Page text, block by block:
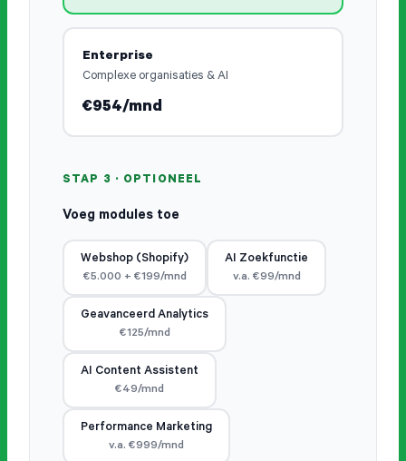
Enterprise
Complexe organisaties & AI
€954/mnd
STAP 3 · OPTIONEEL
Voeg modules toe
Webshop (Shopify)
€5.000 + €199/mnd
AI Zoekfunctie
v.a. €99/mnd
Geavanceerd Analytics
€125/mnd
AI Content Assistent
€49/mnd
Performance Marketing
v.a. €999/mnd